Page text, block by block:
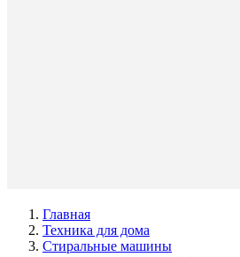
Главная
Техника для дома
Стиральные машины